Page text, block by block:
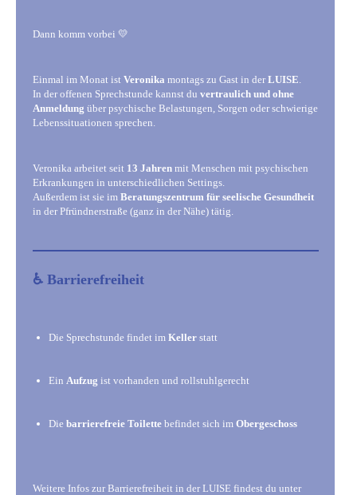
Dann komm vorbei 💛
Einmal im Monat ist Veronika montags zu Gast in derLUISE
In der offenen Sprechstunde kannst du vertraulich und ohne
Anmeldung über psychische Belastungen, Sorgen oder schwierige
Lebenssituationen sprechen.
Veronika arbeitet seit 13 Jahren mit Menschen mit psychischen
Erkrankungen in unterschiedlichen Settings.
Außerdem ist sie im Beratungszentrum für seelische Gesundheit
in der Pfründnerstraße (ganz in der Nähe) tätig.
♿ Barrierefreiheit
Die Sprechstunde findet im Keller statt
Ein Aufzug ist vorhanden und rollstuhlgerecht
Die barrierefreie Toilette befindet sich im Obergeschoss
Weitere Infos zur Barrierefreiheit in der LUISE findest du unter